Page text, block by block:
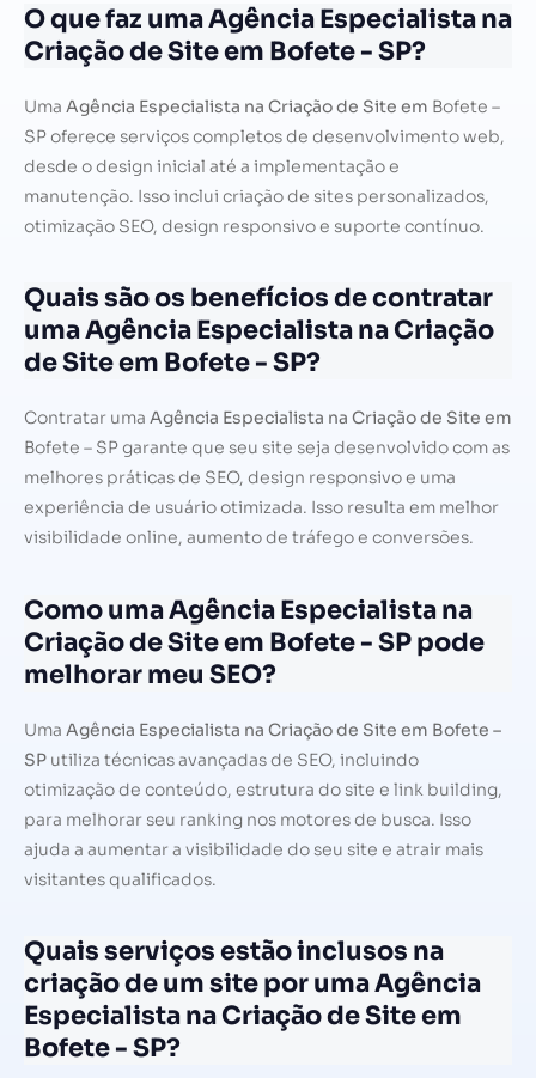
O que faz uma Agência Especialista na
Criação de Site em Bofete - SP?
Uma Agência Especialista na Criação de Site em Bofete –
SP oferece serviços completos de desenvolvimento web,
desde o design inicial até a implementação e
manutenção. Isso inclui criação de sites personalizados,
otimização SEO, design responsivo e suporte contínuo.
Quais são os benefícios de contratar
uma Agência Especialista na Criação
de Site em Bofete - SP?
Contratar uma Agência Especialista na Criação de Site em
Bofete – SP garante que seu site seja desenvolvido com as
melhores práticas de SEO, design responsivo e uma
experiência de usuário otimizada. Isso resulta em melhor
visibilidade online, aumento de tráfego e conversões.
Como uma Agência Especialista na
Criação de Site em Bofete - SP pode
melhorar meu SEO?
Uma Agência Especialista na Criação de Site em Bofete –
SP utiliza técnicas avançadas de SEO, incluindo
otimização de conteúdo, estrutura do site e link building,
para melhorar seu ranking nos motores de busca. Isso
ajuda a aumentar a visibilidade do seu site e atrair mais
visitantes qualificados.
Quais serviços estão inclusos na
criação de um site por uma Agência
Especialista na Criação de Site em
Bofete - SP?